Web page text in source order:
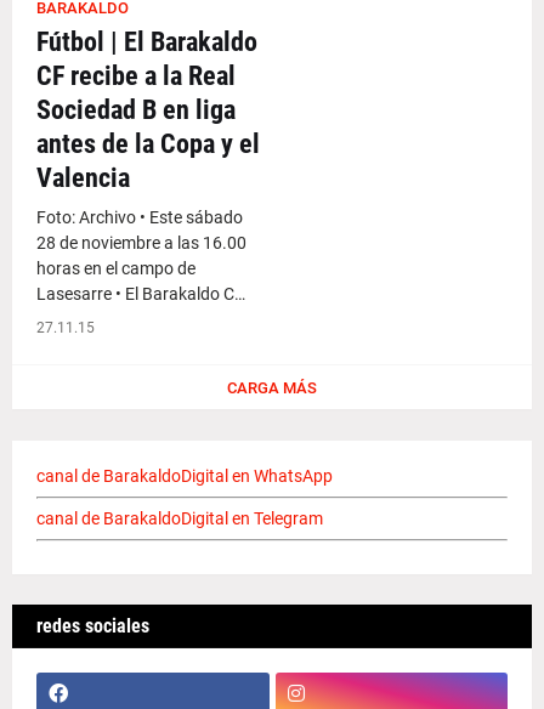
BARAKALDO
Fútbol | El Barakaldo
CF recibe a la Real
Sociedad B en liga
antes de la Copa y el
Valencia
Foto: Archivo • Este sábado
28 de noviembre a las 16.00
horas en el campo de
Lasesarre • El Barakaldo C…
27.11.15
CARGA MÁS
canal de BarakaldoDigital en WhatsApp
canal de BarakaldoDigital en Telegram
redes sociales